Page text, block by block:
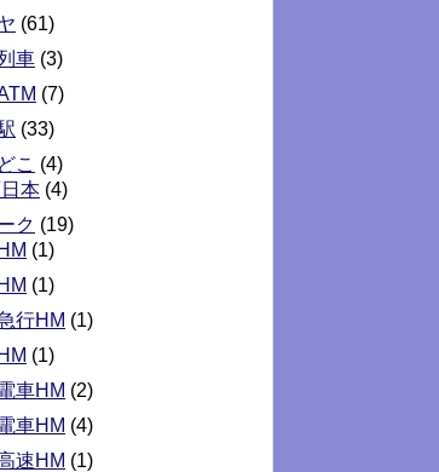
(61)
車 (3)
(7)
(33)
こ (4)
本 (4)
ク (19)
(1)
(1)
行HM (1)
(1)
車HM (2)
車HM (4)
速HM (1)